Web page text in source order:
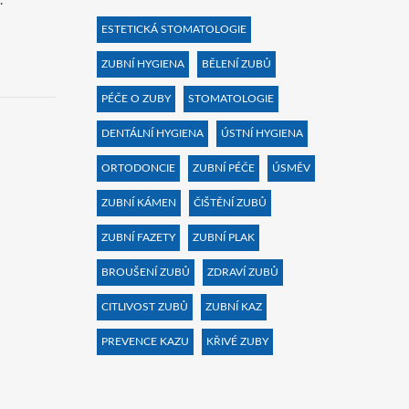
ESTETICKÁ STOMATOLOGIE
ZUBNÍ HYGIENA BĚLENÍ ZUBŮ
PÉČE O ZUBY STOMATOLOGIE
DENTÁLNÍ HYGIENA ÚSTNÍ HYGIENA
ORTODONCIE ZUBNÍ PÉČE ÚSMĚV
ZUBNÍ KÁMEN ČIŠTĚNÍ ZUBŮ
ZUBNÍ FAZETY ZUBNÍ PLAK
BROUŠENÍ ZUBŮ ZDRAVÍ ZUBŮ
CITLIVOST ZUBŮ ZUBNÍ KAZ
PREVENCE KAZU KŘIVÉ ZUBY